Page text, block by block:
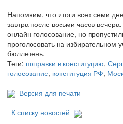
Напомним, что итоги всех семи
завтра после восьми часов
онлайн-голосование, но
проголосовать на избирательном
бюллетень.
Теги: поправки в конституцию,
голосование, конституция РФ,
Версия для печати
К списку новостей